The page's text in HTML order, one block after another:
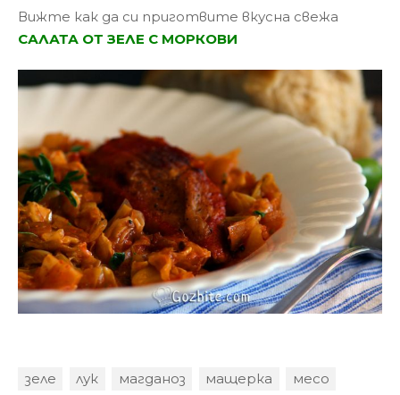
Вижте как да си приготвите вкусна свежа
САЛАТА ОТ ЗЕЛЕ С МОРКОВИ
зеле лук магданоз мащерка
месо